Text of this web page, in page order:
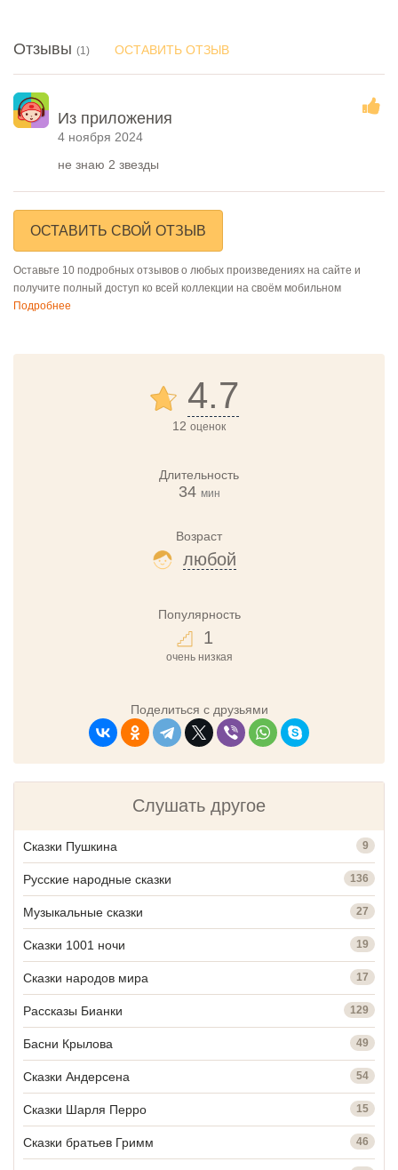
Отзывы (1) ОСТАВИТЬ ОТЗЫВ
Из приложения
4 ноября 2024
не знаю 2 звезды
ОСТАВИТЬ СВОЙ ОТЗЫВ
Оставьте 10 подробных отзывов о любых произведениях на сайте и
получите полный доступ ко всей коллекции на своём мобильном
Подробнее
4.7
12 оценок
Длительность
34 мин
Возраст
любой
Популярность
1
очень низкая
Поделиться с друзьями
Слушать другое
Сказки Пушкина 9
Русские народные сказки 136
Музыкальные сказки 27
Сказки 1001 ночи 19
Сказки народов мира 17
Рассказы Бианки 129
Басни Крылова 49
Сказки Андерсена 54
Сказки Шарля Перро 15
Сказки братьев Гримм 46